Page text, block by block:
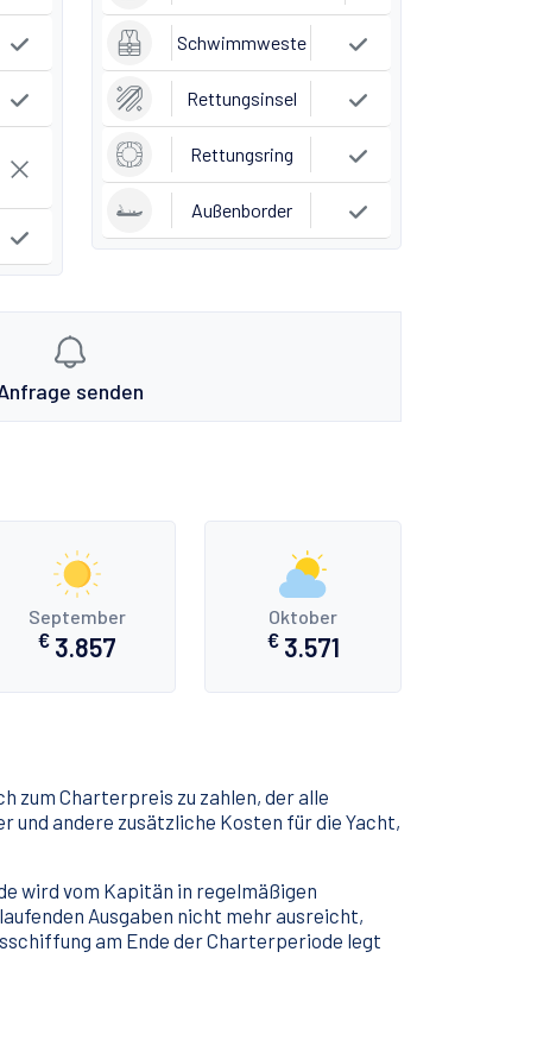
Schwimmweste
Rettungsinsel
Rettungsring
Außenborder
senden
September
€ 3.857
Oktober
€3.571
zum Charterpreis zu zahlen, der alle
und andere zusätzliche Kosten für die Yacht,
wird vom Kapitän in regelmäßigen
Ausgaben nicht mehr ausreicht,
am Ende der Charterperiode legt